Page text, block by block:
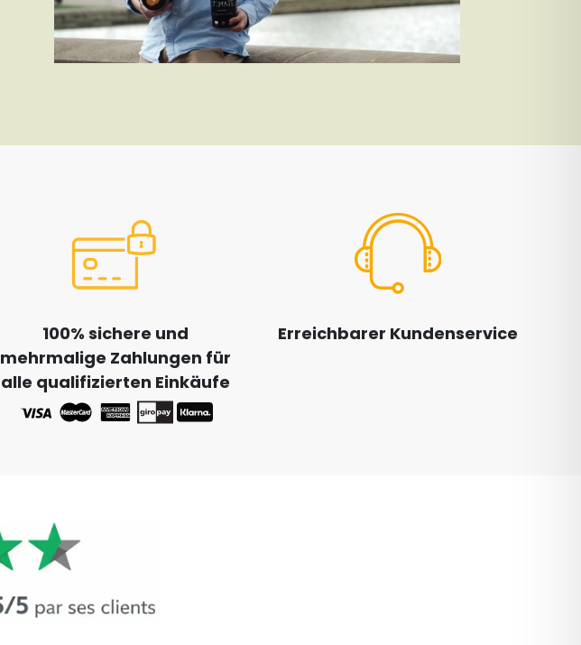
100% sichere und
mehrmalige Zahlungen für
alle qualifizierten Einkäufe
Erreichbarer Kundenservice